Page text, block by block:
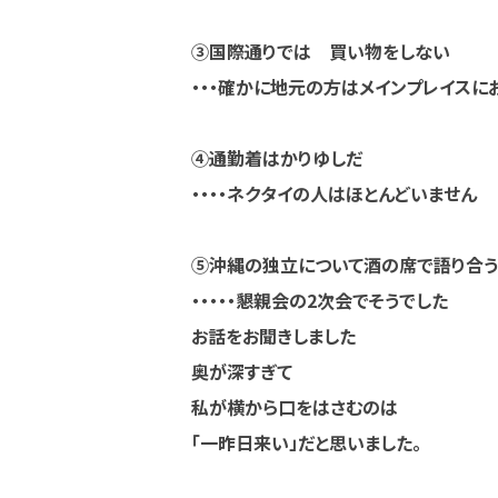
③国際通りでは 買い物をしない
・・・確かに地元の方はメインプレイス
④通勤着はかりゆしだ
・・・・ネクタイの人はほとんどいません
⑤沖縄の独立について酒の席で語り合う
・・・・・懇親会の2次会でそうでした
お話をお聞きしました
奥が深すぎて
私が横から口をはさむのは
「一昨日来い」だと思いました。